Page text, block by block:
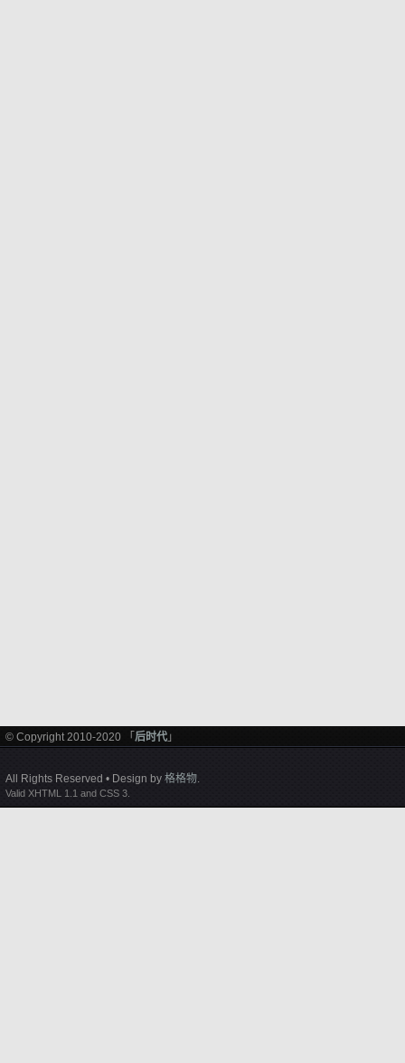
© Copyright 2010-2020 「 后时代 」
All Rights Reserved • Design by 格格物.
Valid XHTML 1.1 and CSS 3.